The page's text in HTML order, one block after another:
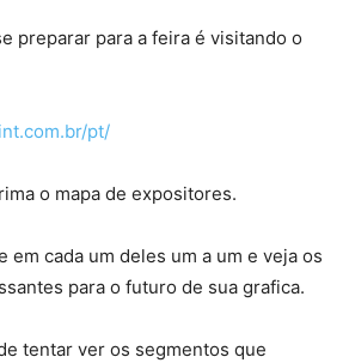
preparar para a feira é visitando o
pt/
o mapa de expositores.
em cada um deles um a um e veja os
para o futuro de sua grafica.
tentar ver os segmentos que